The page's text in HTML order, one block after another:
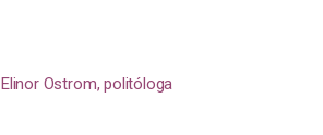
Elinor Ostrom, politóloga